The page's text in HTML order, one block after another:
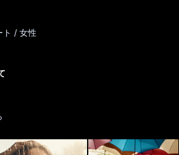
ト / 女性